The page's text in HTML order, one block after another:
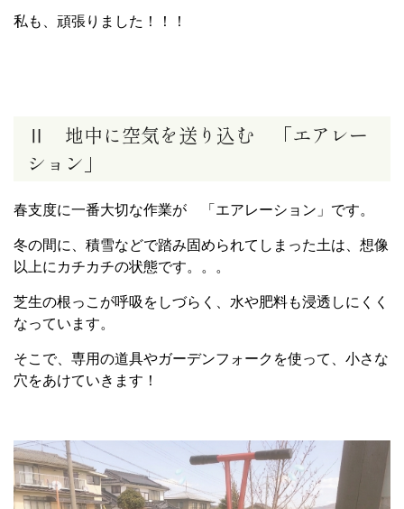
私も、頑張りました！！！
Ⅱ 地中に空気を送り込む 「エアレー
ション」
春支度に一番大切な作業が 「エアレーション」です。
冬の間に、積雪などで踏み固められてしまった土は、想像
以上にカチカチの状態です。。。
芝生の根っこが呼吸をしづらく、水や肥料も浸透しにくく
なっています。
そこで、専用の道具やガーデンフォークを使って、小さな
穴をあけていきます！